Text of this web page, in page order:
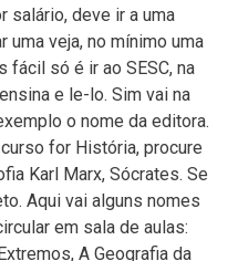
salário, deve ir a uma
uma veja, no mínimo uma
fácil só é ir ao SESC, na
e le-lo. Sim vai na
o nome da editora.
for História, procure
Karl Marx, Sócrates. Se
Aqui vai alguns nomes
em sala de aulas:
A Geografia da